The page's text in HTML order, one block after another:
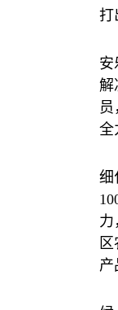
打
安
解
全
细
力
产